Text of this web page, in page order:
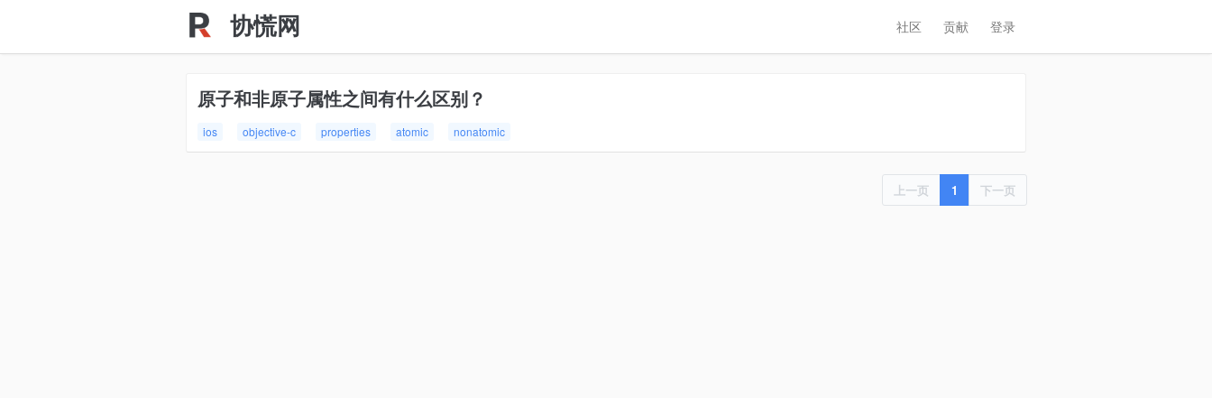
协慌网 登录
贡献
社区
原子和非原子属性之间有什么区别？
ios objective-c properties atomic nonatomic
上一页 1 下一页